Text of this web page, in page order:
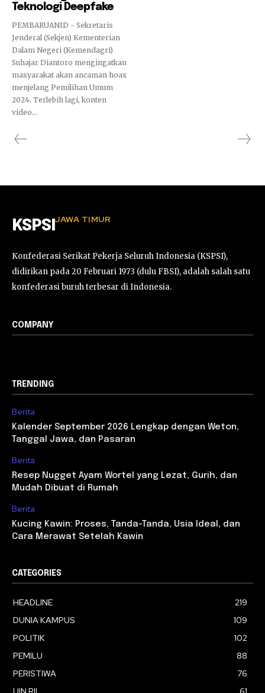
Teknologi Deepfake
PEMBARUANID - Sekretaris
Jenderal (Sekjen) Kementerian
Dalam Negeri (Kemendagri)
Suhajar Diantoro mengingatkan
masyarakat akan ancaman hoax
menjelang Pemilihan Umum
2024. Terlebih lagi, konten
video...
KSPSI JAWA TIMUR
Konfederasi Serikat Pekerja Seluruh Indonesia (KSPSI),
didirikan pada 20 Februari 1973 (dulu FBSI), adalah salah satu
konfederasi buruh terbesar di Indonesia.
COMPANY
TRENDING
Berita
Kalender September 2026 Lengkap dengan Weton,
Tanggal Jawa, dan Pasaran
Berita
Resep Nugget Ayam Wortel yang Lezat, Gurih, dan
Mudah Dibuat di Rumah
Berita
Kucing Kawin: Proses, Tanda-Tanda, Usia Ideal, dan
Cara Merawat Setelah Kawin
CATEGORIES
HEADLINE
219
DUNIA KAMPUS
109
POLITIK
102
PEMILU
88
PERISTIWA
76